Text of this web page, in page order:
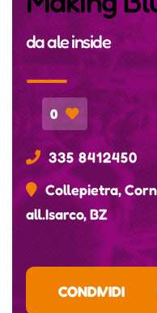
daale inside
0
335 8412450
Collepietra,
all.Isarco, BZ
CONDIVIDI